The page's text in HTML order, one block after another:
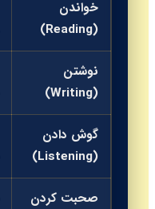
خواندن
(Reading)
نوشتن
(Writing)
گوش دادن
(Listening)
صحبت کردن